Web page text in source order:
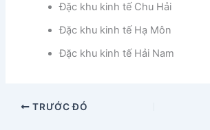
Đặc khu kinh tế Chu Hải
Đặc khu kinh tế Hạ Môn
Đặc khu kinh tế Hải Nam
TRƯỚC ĐÓ